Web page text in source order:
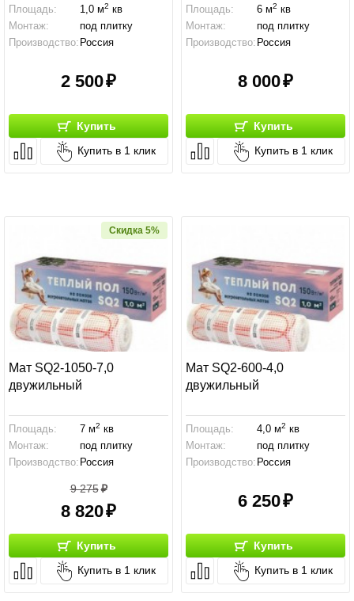
Площадь: 1,0 м2 кв
Монтаж:
под плитку
Производство: Россия
2 500
Купить
Купить в 1 клик
Площадь: 6 м2 кв
Монтаж:
под плитку
Производство: Россия
8 000
Купить
Купить в 1 клик
Скидка 5%
Мат SQ2-1050-7,0
двужильный
Площадь: 7 м2 кв
Монтаж:
под плитку
Производство: Россия
9 275
8 820
Купить
Купить в 1 клик
Мат SQ2-600-4,0
двужильный
Площадь: 4,0 м2 кв
Монтаж:
под плитку
Производство: Россия
6 250
Купить
Купить в 1 клик